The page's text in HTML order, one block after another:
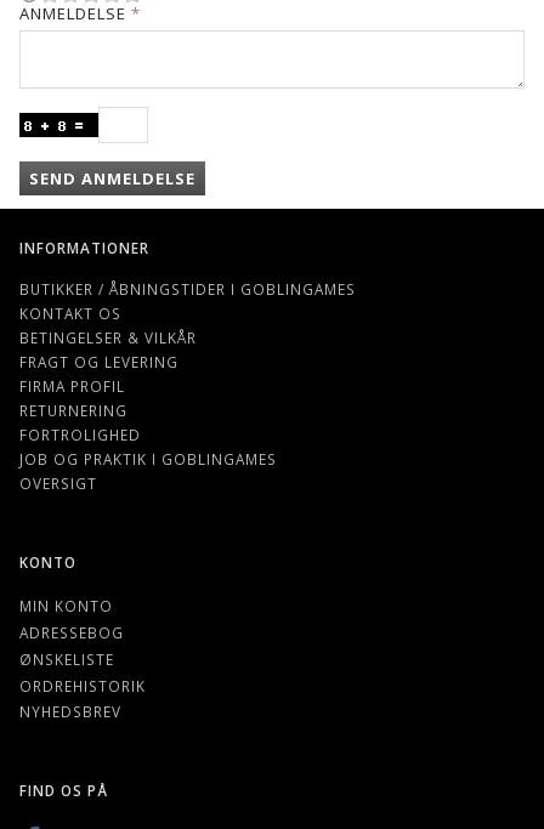
ANMELDELSE
SEND ANMELDELSE
INFORMATIONER
BUTIKKER / ÅBNINGSTIDER I GOBLINGAMES
KONTAKT OS
BETINGELSER & VILKÅR
FRAGT OG LEVERING
FIRMA PROFIL
RETURNERING
FORTROLIGHED
JOB OG PRAKTIK I GOBLINGAMES
OVERSIGT
KONTO
MIN KONTO
ADRESSEBOG
ØNSKELISTE
ORDREHISTORIK
NYHEDSBREV
FIND OS PÅ